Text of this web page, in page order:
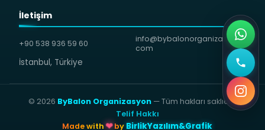
İletişim
+90 538 936 59 60
info@bybalonorganizasyon.
com
İstanbul, Türkiye
© 2026 ByBalon Organizasyon — Tüm hakları saklıdır.
Telif Hakkı
Made with ❤ by BirlikYazılım&Grafik